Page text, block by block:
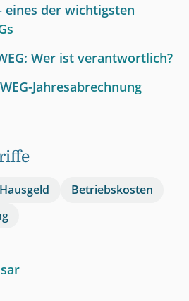
eines der wichtigsten
Wer ist verantwortlich?
Jahresabrechnung
Hausgeld
Betriebskosten